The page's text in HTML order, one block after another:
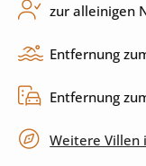
zur alleinigen
Entfernung
Entfernung
Weitere Villen